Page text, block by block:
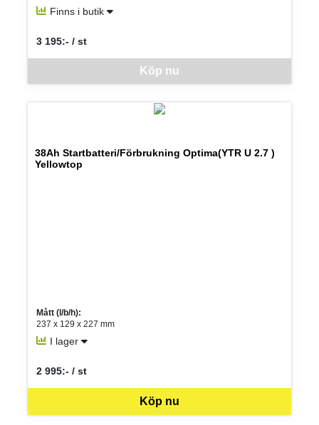
Finns i butik
Köp nu
3 195:- / st
SEK per ST
38Ah Startbatteri/Förbrukning Optima(YTR U 2.7 )
Yellowtop
Mått (l/b/h):
237 x 129 x 227 mm
I lager
Köp nu
2 995:- / st
SEK per ST